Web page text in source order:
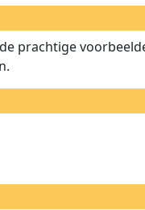
prachtige